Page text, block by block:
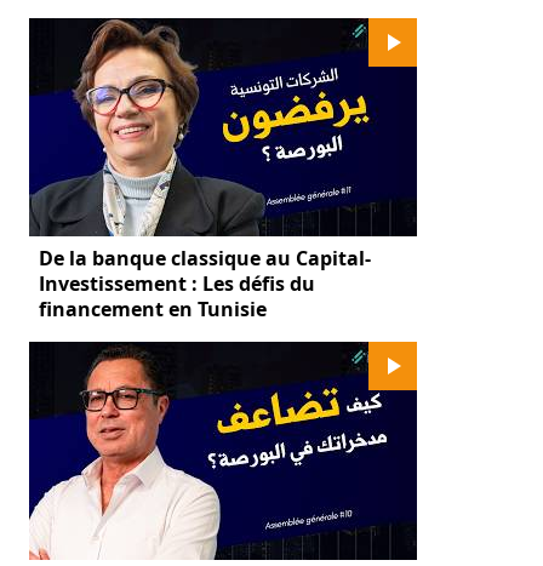
De la banque classique au Capital-
Investissement : Les défis du
financement en Tunisie